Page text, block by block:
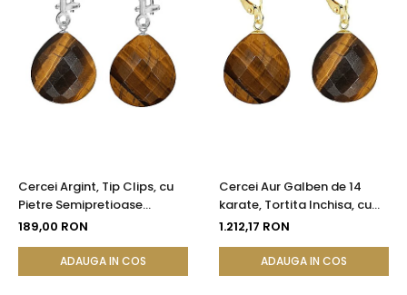
Cercei Argint, Tip Clips, cu
Pietre Semipretioase
Naturale de Ochi de Tigru
189,00 RON
ADAUGA IN COS
Cercei Aur Galben de 14
karate, Tortita Inchisa, cu
Pietre Semipretioase
Fatetat
1.212,17 RON
ADAUGA IN COS